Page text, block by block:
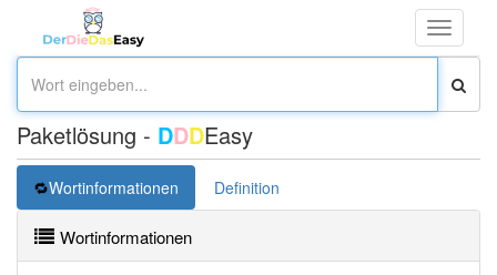
Toggle
Paketlösung - DDDEasy
Wortinformationen Definition
Wortinformationen